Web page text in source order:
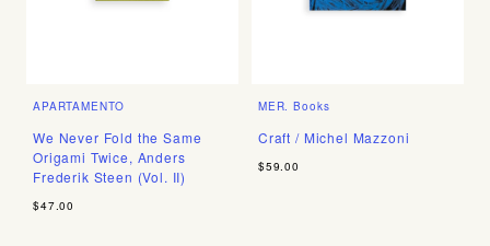
APARTAMENTO
We Never Fold the Same
Origami Twice, Anders
Frederik Steen (Vol. II)
$47.00
MER. Books
Craft / Michel Mazzoni
$59.00